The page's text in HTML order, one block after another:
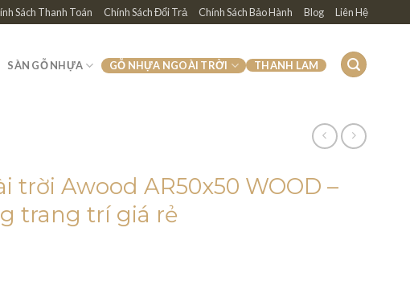
Sách Thanh Toán Chính Sách Đổi Trả Chính Sách Bảo Hành Blog Liên Hệ
SÀN GỖ NHỰA GỖ NHỰA NGOÀI TRỜI THANH LAM
trời Awood AR50x50 WOOD –
trang trí giá rẻ